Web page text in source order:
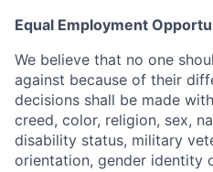
Equal Employment
We believe that no one
against because of their
decisions shall be made
creed, color, religion, sex,
disability status, military
orientation, gender identity